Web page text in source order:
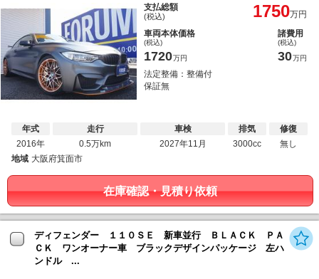
支払総額
(税込) 1750万円
車両本体価格
(税込)
1720万円
諸費用
(税込)
30万円
法定整備：整備付
保証無
年式
2016年
走行
0.5万km
車検
2027年11月
排気
3000cc
修復
無し
地域 大阪府箕面市
在庫確認・見積り依頼
ディフェンダー １１０ＳＥ 新車並行 ＢＬＡＣＫ ＰＡ
ＣＫ ワンオーナー車 ブラックデザインパッケージ 左ハ
ンドル ...